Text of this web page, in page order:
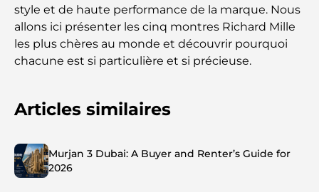
style et de haute performance de la marque. Nous
allons ici présenter les cinq montres Richard Mille
les plus chères au monde et découvrir pourquoi
chacune est si particulière et si précieuse.
Articles similaires
Murjan 3 Dubai: A Buyer and Renter’s Guide for
2026